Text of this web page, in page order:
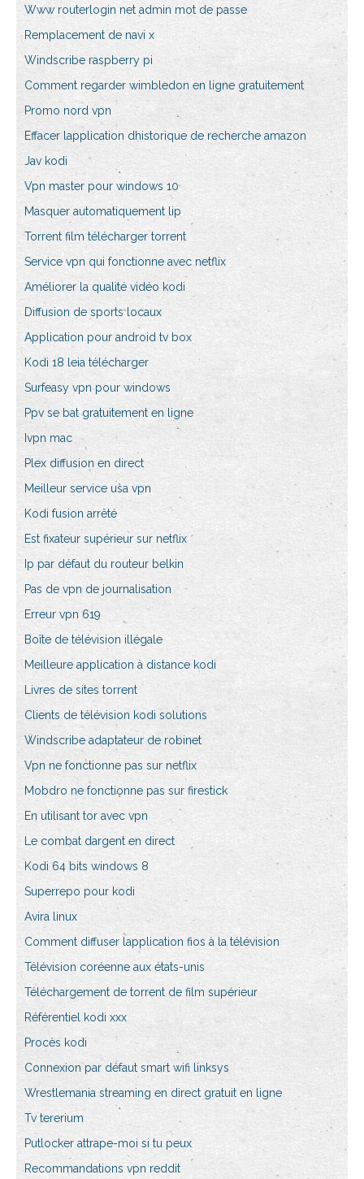
Www routerlogin net admin mot de passe
Remplacement de navi x
Windscribe raspberry pi
Comment regarder wimbledon en ligne gratuitement
Promo nord vpn
Effacer lapplication dhistorique de recherche amazon
Jav kodi
Vpn master pour windows 10
Masquer automatiquement lip
Torrent film télécharger torrent
Service vpn qui fonctionne avec netflix
Améliorer la qualité vidéo kodi
Diffusion de sports locaux
Application pour android tv box
Kodi 18 leia télécharger
Surfeasy vpn pour windows
Ppv se bat gratuitement en ligne
Ivpn mac
Plex diffusion en direct
Meilleur service usa vpn
Kodi fusion arrêté
Est fixateur supérieur sur netflix
Ip par défaut du routeur belkin
Pas de vpn de journalisation
Erreur vpn 619
Boîte de télévision illégale
Meilleure application à distance kodi
Livres de sites torrent
Clients de télévision kodi solutions
Windscribe adaptateur de robinet
Vpn ne fonctionne pas sur netflix
Mobdro ne fonctionne pas sur firestick
En utilisant tor avec vpn
Le combat dargent en direct
Kodi 64 bits windows 8
Superrepo pour kodi
Avira linux
Comment diffuser lapplication fios à la télévision
Télévision coréenne aux états-unis
Téléchargement de torrent de film supérieur
Référentiel kodi xxx
Procès kodi
Connexion par défaut smart wifi linksys
Wrestlemania streaming en direct gratuit en ligne
Tv tererium
Putlocker attrape-moi si tu peux
Recommandations vpn reddit